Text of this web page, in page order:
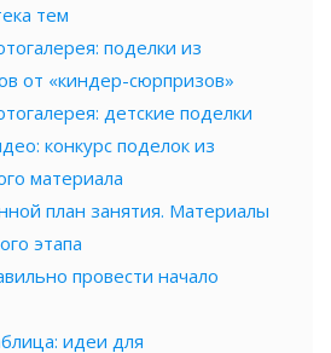
тем
поделки из
от «киндер-сюрпризов»
детские поделки
конкурс поделок из
материала
план занятия. Материалы
этапа
провести начало
идеи для